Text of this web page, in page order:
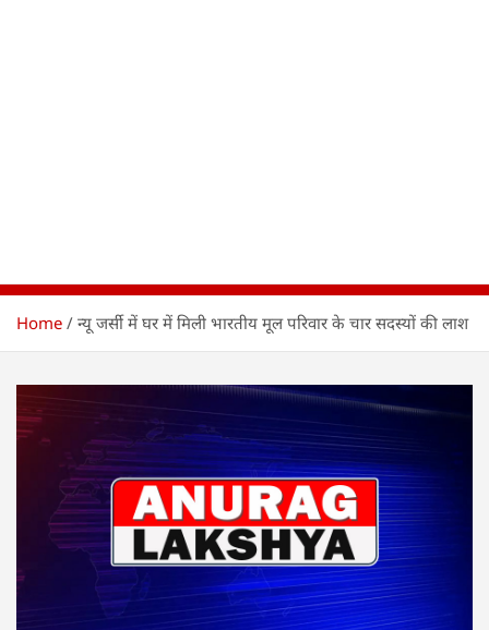
Home न्यू जर्सी में घर में मिली भारतीय मूल परिवार के चार सदस्यों की लाश